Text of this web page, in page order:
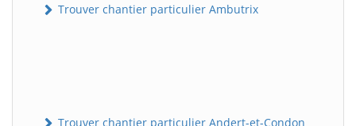
Trouver chantier particulier Ambutrix
Trouver chantier particulier Andert-et-Condon